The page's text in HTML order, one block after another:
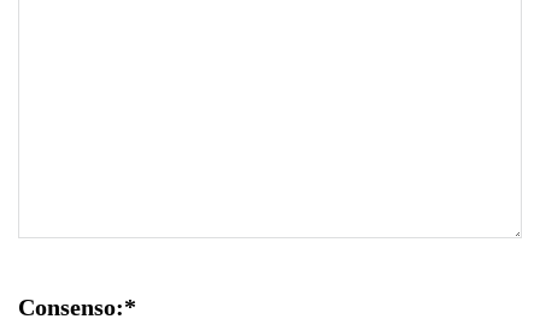
Consenso:*